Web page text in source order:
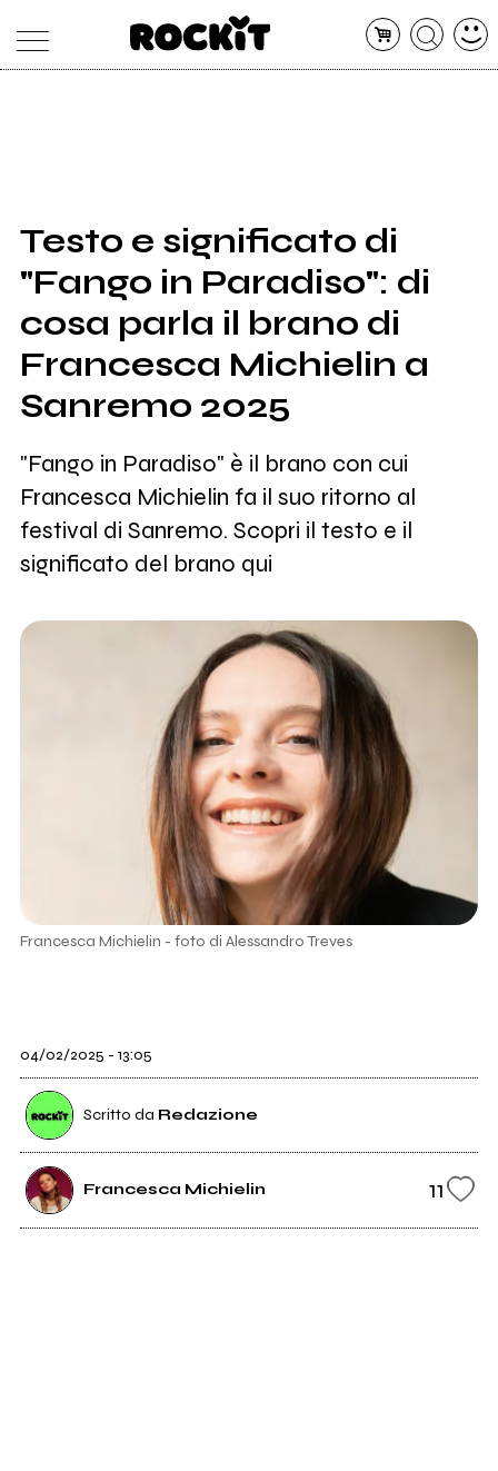
SHOP
RADIO
Testo e significato di
"Fango in Paradiso": di
cosa parla il brano di
Francesca Michielin a
Sanremo 2025
"Fango in Paradiso" è il brano con cui
Francesca Michielin fa il suo ritorno al
festival di Sanremo. Scopri il testo e il
significato del brano qui
Francesca Michielin - foto di Alessandro Treves
04/02/2025 - 13:05
Scritto da Redazione
Francesca Michielin 11